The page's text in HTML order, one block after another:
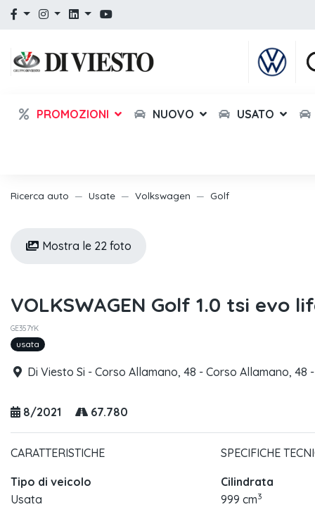
PROMOZIONI NUOVO USATO
Ricerca auto Usate Volkswagen Golf
Mostra le 22 foto
VOLKSWAGEN Golf 1.0 tsi evo
GE357YK
usata
Di Viesto Si - Corso Allamano, 48 - Corso Allamano, 48
8/2021 67.780
CARATTERISTICHE
Tipo di veicolo
Usata
SPECIFICHE
Cilindrata
999 cm3